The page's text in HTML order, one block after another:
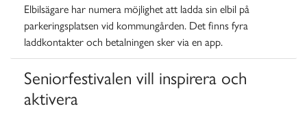
Elbilsägare har numera möjlighet att ladda sin elbil på
parkeringsplatsen vid kommungården. Det finns fyra
laddkontakter och betalningen sker via en app.
Seniorfestivalen vill inspirera och
aktivera